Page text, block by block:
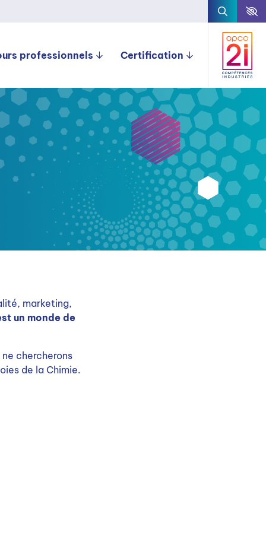
professionnels Certification
marketing,
un monde de
chercherons
de la Chimie.